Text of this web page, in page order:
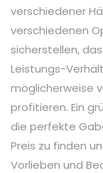
verschiedener
verschiedenen
sicherstellen,
Leistungs-
möglicherweise
profitieren. Ein
die perfekte
Preis zu finden
Vorlieben und